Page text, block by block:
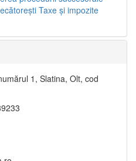
Taxe şi impozite
1, Slatina, Olt, cod